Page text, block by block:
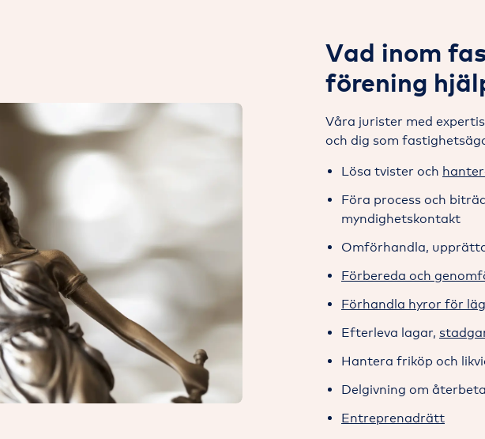
Vad inom
förening
Våra jurister med
och dig som
Lösa tvister och
Föra process och
myndighetskontakt
Omförhandla,
Förbereda och
Förhandla hyror för
Efterleva lagar,
Hantera friköp och
Delgivning om
Entreprenadrätt